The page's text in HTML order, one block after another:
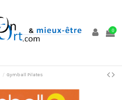
0
Gymball Pilates